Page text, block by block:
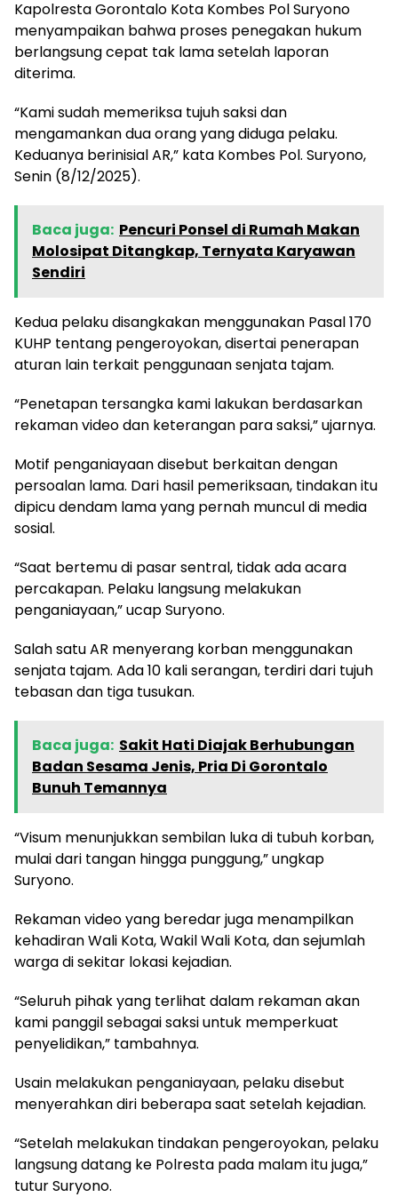
Kapolresta Gorontalo Kota Kombes Pol Suryono
menyampaikan bahwa proses penegakan hukum
berlangsung cepat tak lama setelah laporan
diterima.
“Kami sudah memeriksa tujuh saksi dan
mengamankan dua orang yang diduga pelaku.
Keduanya berinisial AR,” kata Kombes Pol. Suryono,
Senin (8/12/2025).
Baca juga: Pencuri Ponsel di Rumah Makan
Molosipat Ditangkap, Ternyata Karyawan
Sendiri
Kedua pelaku disangkakan menggunakan Pasal 170
KUHP tentang pengeroyokan, disertai penerapan
aturan lain terkait penggunaan senjata tajam.
“Penetapan tersangka kami lakukan berdasarkan
rekaman video dan keterangan para saksi,” ujarnya.
Motif penganiayaan disebut berkaitan dengan
persoalan lama. Dari hasil pemeriksaan, tindakan itu
dipicu dendam lama yang pernah muncul di media
sosial.
“Saat bertemu di pasar sentral, tidak ada acara
percakapan. Pelaku langsung melakukan
penganiayaan,” ucap Suryono.
Salah satu AR menyerang korban menggunakan
senjata tajam. Ada 10 kali serangan, terdiri dari tujuh
tebasan dan tiga tusukan.
Baca juga: Sakit Hati Diajak Berhubungan
Badan Sesama Jenis, Pria Di Gorontalo
Bunuh Temannya
“Visum menunjukkan sembilan luka di tubuh korban,
mulai dari tangan hingga punggung,” ungkap
Suryono.
Rekaman video yang beredar juga menampilkan
kehadiran Wali Kota, Wakil Wali Kota, dan sejumlah
warga di sekitar lokasi kejadian.
“Seluruh pihak yang terlihat dalam rekaman akan
kami panggil sebagai saksi untuk memperkuat
penyelidikan,” tambahnya.
Usain melakukan penganiayaan, pelaku disebut
menyerahkan diri beberapa saat setelah kejadian.
“Setelah melakukan tindakan pengeroyokan, pelaku
langsung datang ke Polresta pada malam itu juga,”
tutur Suryono.